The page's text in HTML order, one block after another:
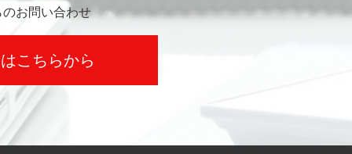
お問い合わせ
こちらから